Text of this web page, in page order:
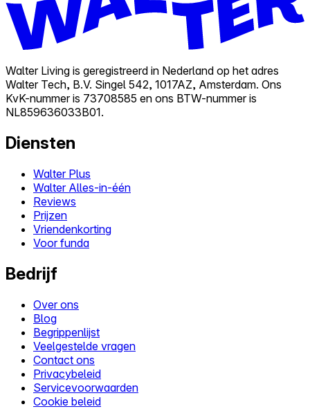
Walter Living is geregistreerd in Nederland op het adres
Walter Tech, B.V. Singel 542, 1017AZ, Amsterdam. Ons
KvK-nummer is 73708585 en ons BTW-nummer is
NL859636033B01.
Diensten
Walter Plus
Walter Alles-in-één
Reviews
Prijzen
Vriendenkorting
Voor funda
Bedrijf
Over ons
Blog
Begrippenlijst
Veelgestelde vragen
Contact ons
Privacybeleid
Servicevoorwaarden
Cookie beleid